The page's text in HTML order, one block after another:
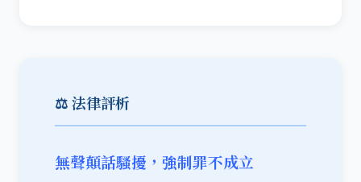
⚖️ 法律評析
無聲顛話騷擾，強制罪不成立